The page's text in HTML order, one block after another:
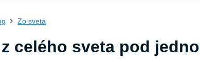
Zo sveta
celého sveta pod